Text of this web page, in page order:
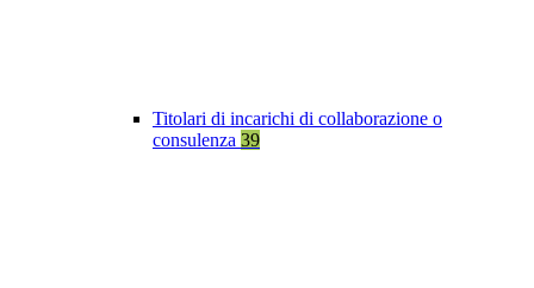
Titolari di incarichi di collaborazione o
consulenza 39